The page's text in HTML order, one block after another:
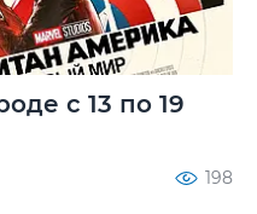
с 13 по 19
198